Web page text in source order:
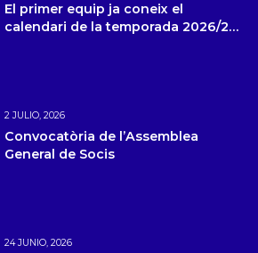
El primer equip ja coneix el
calendari de la temporada 2026/27
2 JULIO, 2026
Convocatòria de l’Assemblea
General de Socis
24 JUNIO, 2026